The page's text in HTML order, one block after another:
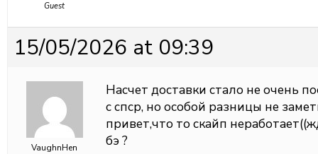
Guest
15/05/2026 at 09:39
VaughnHen
Насчет доставки стало не очень
с спср, но особой разницы не
привет,что то скайп
бэ ?